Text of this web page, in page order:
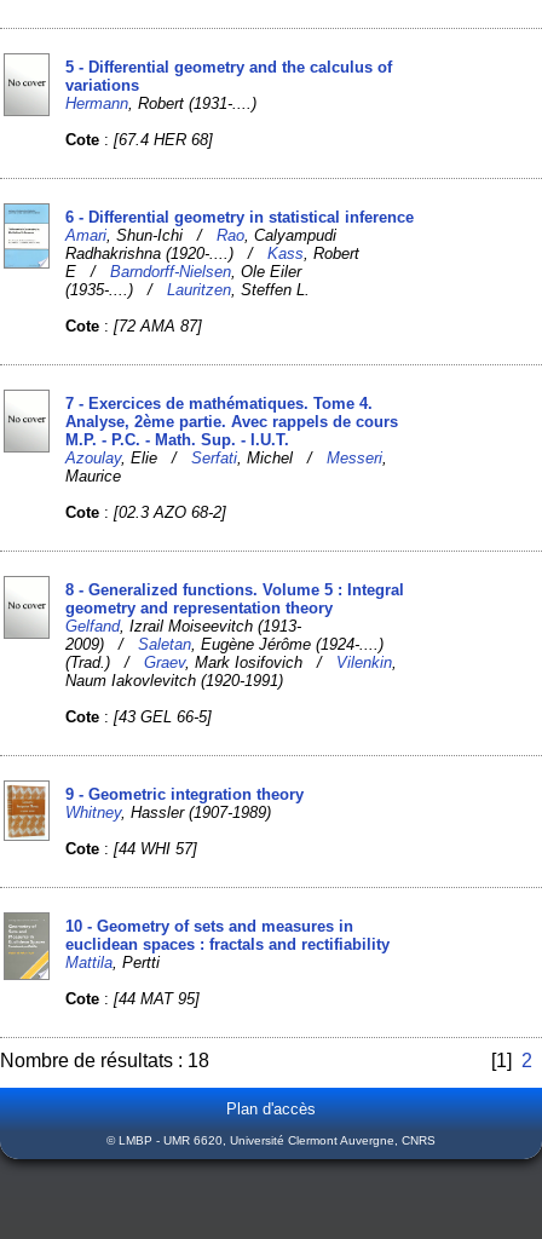
5 - Differential geometry and the calculus of
variations
Hermann , Robert (1931-....)
Cote :[67.4 HER 68]
6 - Differential geometry in statistical inference
Amari , Shun-Ichi /Rao , Calyampudi
Radhakrishna (1920-....) /Kass , Robert
E /Barndorff-Nielsen , Ole Eiler
(1935-....) /Lauritzen , Steffen L.
Cote :[72 AMA 87]
7 - Exercices de mathématiques. Tome 4.
Analyse, 2ème partie. Avec rappels de cours
M.P. - P.C. - Math. Sup. - I.U.T.
Azoulay, Elie /Serfati , Michel /Messeri
Maurice
Cote :[02.3 AZO 68-2]
8 - Generalized functions. Volume 5 : Integral
geometry and representation theory
Gelfand, Izrail Moiseevitch (1913-
2009) /Saletan , Eugène Jérôme (1924-....)
(Trad.) /Graev, Mark Iosifovich / Vilenkin
Naum Iakovlevitch (1920-1991)
Cote :[43 GEL 66-5]
9 - Geometric integration theory
Whitney, Hassler (1907-1989)
Cote :[44 WHI 57]
10 - Geometry of sets and measures in
euclidean spaces : fractals and rectifiability
Mattila , Pertti
Cote :[44 MAT 95]
Nombre de résultats : 18 [1] 2
Plan d'accès
© LMBP - UMR 6620, Université Clermont Auvergne, CNRS